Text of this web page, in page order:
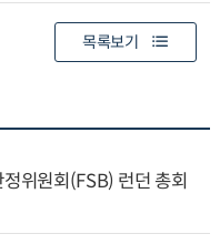
목록보기
위원회(FSB) 런던 총회